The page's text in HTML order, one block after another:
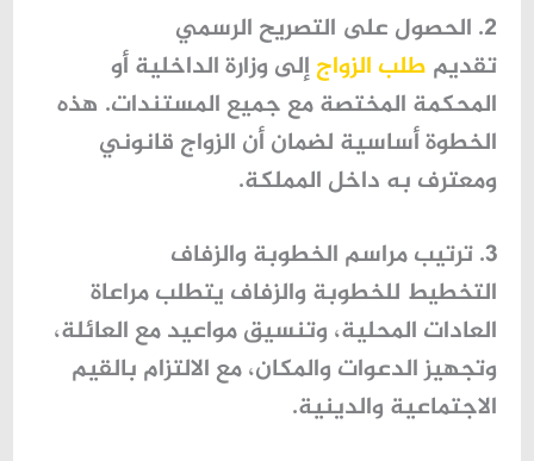
2. الحصول على التصريح الرسمي
تقديم طلب الزواجإلى وزارة الداخلية أو
المحكمة المختصة مع جميع المستندات. هذه
الخطوة أساسية لضمان أن الزواج قانوني
ومعترف به داخل المملكة.
3. ترتيب مراسم الخطوبة والزفاف
التخطيط للخطوبة والزفاف يتطلب مراعاة
العادات المحلية، وتنسيق مواعيد مع العائلة،
وتجهيز الدعوات والمكان، مع الالتزام بالقيم
الاجتماعية والدينية.